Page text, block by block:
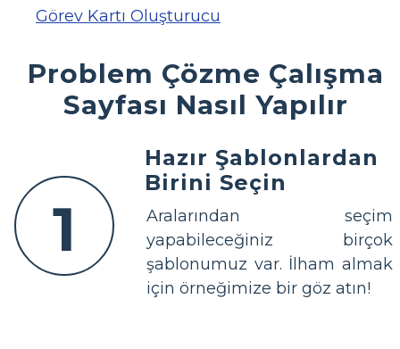
Görev Kartı Oluşturucu
Problem Çözme Çalışma
Sayfası Nasıl Yapılır
1
Hazır Şablonlardan
Birini Seçin
Aralarından seçim
yapabileceğiniz birçok
şablonumuz var. İlham almak
için örneğimize bir göz atın!